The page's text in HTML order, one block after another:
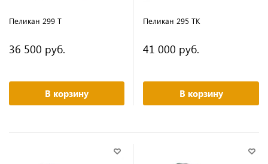
Пеликан 299 Т
36 500 руб.
В корзину
Пеликан 295 ТК
41 000 руб.
В корзину